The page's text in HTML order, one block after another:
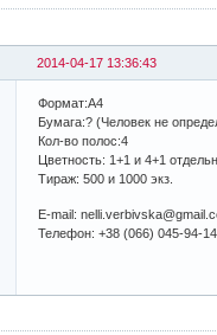
2014-04-17 13:36:43
Формат:А4
Бумага:? (Человек не
Кол-во полос:4
Цветность: 1+1 и 4+1
Тираж: 500 и 1000 экз.
E-mail:
Телефон: +38 (066) 045-94-